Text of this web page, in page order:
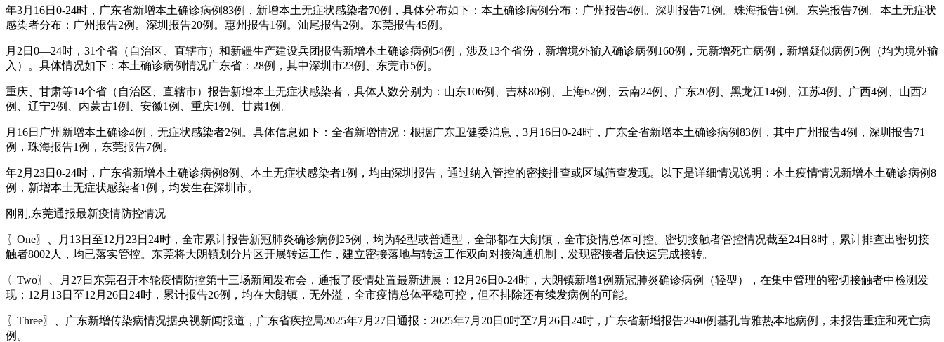
年3月16日0-24时，广东省新增本土确诊病例83例，新增本土无症状感染者70例，具体分布如下：本土确诊病例分布：广州报告4例。深圳报告71例。珠海报告1例。东莞报告7例。本土无症状
感染者分布：广州报告2例。深圳报告20例。惠州报告1例。汕尾报告2例。东莞报告45例。
月2日0—24时，31个省（自治区、直辖市）和新疆生产建设兵团报告新增本土确诊病例54例，涉及13个省份，新增境外输入确诊病例160例，无新增死亡病例，新增疑似病例5例（均为境外输
入）。具体情况如下：本土确诊病例情况广东省：28例，其中深圳市23例、东莞市5例。
重庆、甘肃等14个省（自治区、直辖市）报告新增本土无症状感染者，具体人数分别为：山东106例、吉林80例、上海62例、云南24例、广东20例、黑龙江14例、江苏4例、广西4例、山西2
例、辽宁2例、内蒙古1例、安徽1例、重庆1例、甘肃1例。
月16日广州新增本土确诊4例，无症状感染者2例。具体信息如下：全省新增情况：根据广东卫健委消息，3月16日0-24时，广东全省新增本土确诊病例83例，其中广州报告4例，深圳报告71
例，珠海报告1例，东莞报告7例。
年2月23日0-24时，广东省新增本土确诊病例8例、本土无症状感染者1例，均由深圳报告，通过纳入管控的密接排查或区域筛查发现。以下是详细情况说明：本土疫情情况新增本土确诊病例8
例，新增本土无症状感染者1例，均发生在深圳市。
刚刚,东莞通报最新疫情防控情况
〖One〗、月13日至12月23日24时，全市累计报告新冠肺炎确诊病例25例，均为轻型或普通型，全部都在大朗镇，全市疫情总体可控。密切接触者管控情况截至24日8时，累计排查出密切接
触者8002人，均已落实管控。东莞将大朗镇划分片区开展转运工作，建立密接落地与转运工作双向对接沟通机制，发现密接者后快速完成接转。
〖Two〗、月27日东莞召开本轮疫情防控第十三场新闻发布会，通报了疫情处置最新进展：12月26日0-24时，大朗镇新增1例新冠肺炎确诊病例（轻型），在集中管理的密切接触者中检测发
现；12月13日至12月26日24时，累计报告26例，均在大朗镇，无外溢，全市疫情总体平稳可控，但不排除还有续发病例的可能。
〖Three〗、广东新增传染病情况据央视新闻报道，广东省疾控局2025年7月27日通报：2025年7月20日0时至7月26日24时，广东省新增报告2940例基孔肯雅热本地病例，未报告重症和死亡病
例。